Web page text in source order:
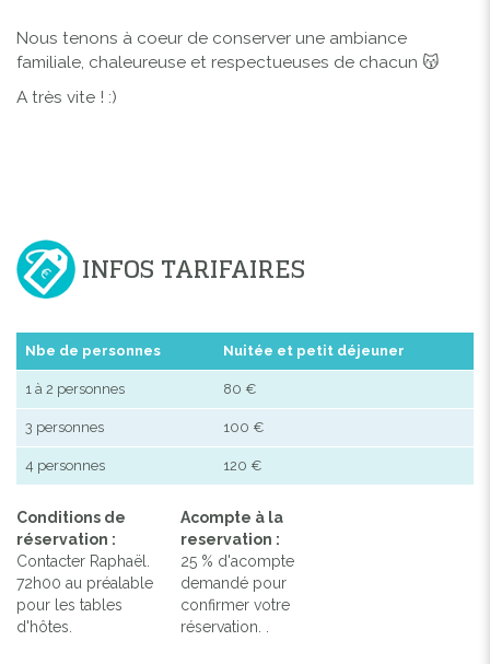
Nous tenons à coeur de conserver une ambiance
familiale, chaleureuse et respectueuses de chacun 😽
A très vite ! :)
INFOS TARIFAIRES
Nbe de personnes Nuitée et petit déjeuner
1 à 2 personnes 80 €
3 personnes 100 €
4 personnes 120 €
Conditions de
réservation :
Contacter Raphaël.
72h00 au préalable
pour les tables
d'hôtes.
Acompte à la
reservation :
25 % d'acompte
demandé pour
confirmer votre
réservation. .